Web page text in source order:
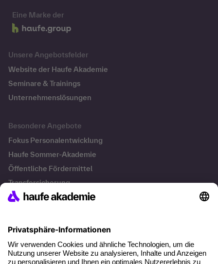
Eine Marke der
Unsere Angebotsfelder
Website der Haufe Akademie
Seminare & Trainings
Unternehmenslösungen
Besondere Angebote
Fokus Personalentwicklung
Haufe Sommer-Akademie
Öffentliche Fördermittel
Transfersicherung
Führung im KI-Zeitalter: Wie Human-AI-Leadership Teams
stark macht
Operatives Personalmanagement: Aufgaben, Prozesse